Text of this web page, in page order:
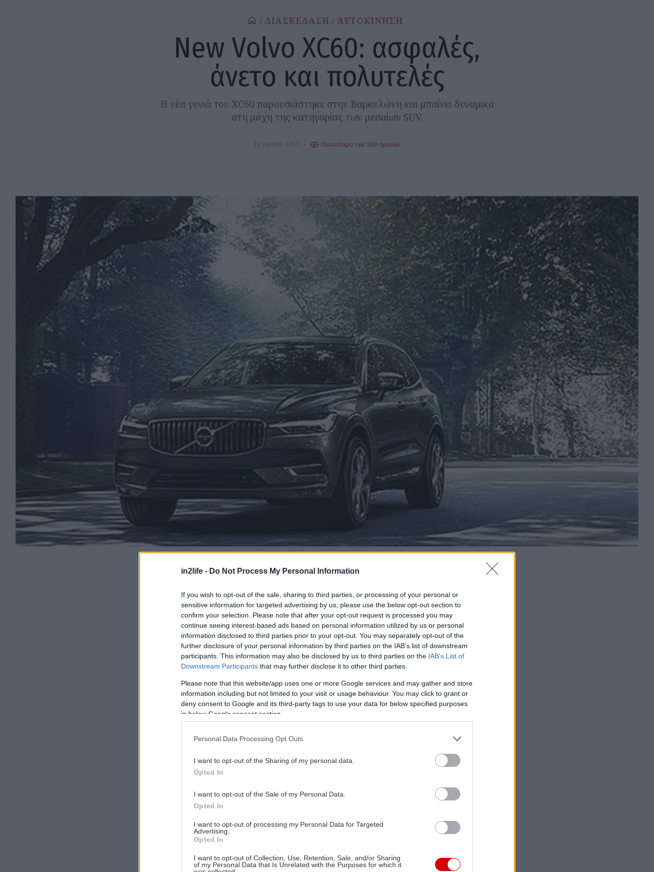
in2life - Do Not Process My Personal Information
If you wish to opt-out of the sale, sharing to third parties, or processing of your personal or
sensitive information for targeted advertising by us, please use the below opt-out section to
confirm your selection. Please note that after your opt-out request is processed you may
continue seeing interest-based ads based on personal information utilized by us or personal
information disclosed to third parties prior to your opt-out. You may separately opt-out of the
further disclosure of your personal information by third parties on the IAB’s list of downstream
participants. This information may also be disclosed by us to third parties on the IAB’s List of
Downstream Participants that may further disclose it to other third parties.
Please note that this website/app uses one or more Google services and may gather and store
information including but not limited to your visit or usage behaviour. You may click to grant or
deny consent to Google and its third-party tags to use your data for below specified purposes
in below Google consent section.
Personal Data Processing Opt Outs
I want to opt-out of the Sharing of my personal data.
Opted In
I want to opt-out of the Sale of my Personal Data.
Opted In
I want to opt-out of processing my Personal Data for Targeted
Advertising.
Opted In
I want to opt-out of Collection, Use, Retention, Sale, and/or Sharing
of my Personal Data that Is Unrelated with the Purposes for which it
ΔΙΑΣΚΕΔΑΣΗ ΑΥΤΟΚΙΝΗΣΗ
New Volvo XC60: ασφαλές,
άνετο και πολυτελές
Η νέα γενιά του XC60 παρουσιάστηκε στην Βαρκελώνη και μπαίνει δυναμικά
στη μάχη της κατηγορίας των μεσαίων SUV.
12 Ιουνίου 2017 Παλαιότερο των 360 ημερών